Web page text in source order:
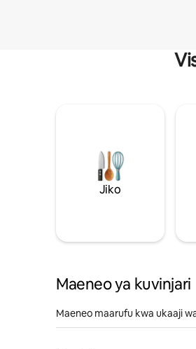
Jiko
Maeneo ya kuvinjari
Maeneo maarufu kwa ukaaji